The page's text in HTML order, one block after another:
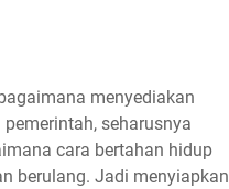
menyediakan
seharusnya
cara bertahan hidup
berulang. Jadi menyiapkan